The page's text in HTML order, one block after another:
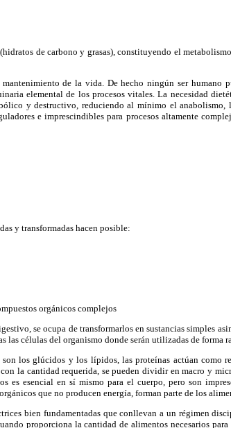
de carbono y grasas), constituyendo el
de la vida. De hecho ningún ser humano
elemental de los procesos vitales. La necesidad
y destructivo, reduciendo al mínimo el
e imprescindibles para procesos altamente
y transformadas hacen posible:
orgánicos complejos
se ocupa de transformarlos en sustancias simples
las células del organismo donde serán utilizadas de forma
los glúcidos y los lípidos, las proteínas actúan como
la cantidad requerida, se pueden dividir en macro y
esencial en sí mismo para el cuerpo, pero son
que no producen energía, forman parte de los
bien fundamentadas que conllevan a un régimen
proporciona la cantidad de alimentos necesarios